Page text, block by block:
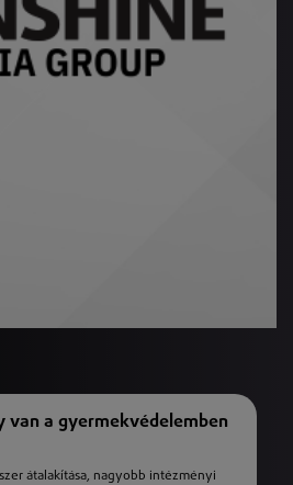
van a gyermekvédelemben
átalakítása, nagyobb intézményi